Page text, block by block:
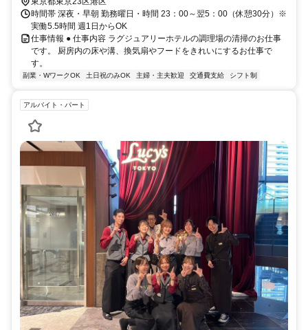
時間帯 深夜・早朝 勤務曜日・時間 23：00～翌5：00（休憩30分）※
実働5.5時間 週1日からOK
仕事情報 ● 仕事内容 ラグジュアリーホテルの調理場の清掃のお仕事
です。 厨房内の床や溝、換気扇やフードをきれいにするお仕事で
す。
副業・WワークOK 土日祝のみOK 主婦・主夫歓迎 交通費支給 シフト制
アルバイト・パート